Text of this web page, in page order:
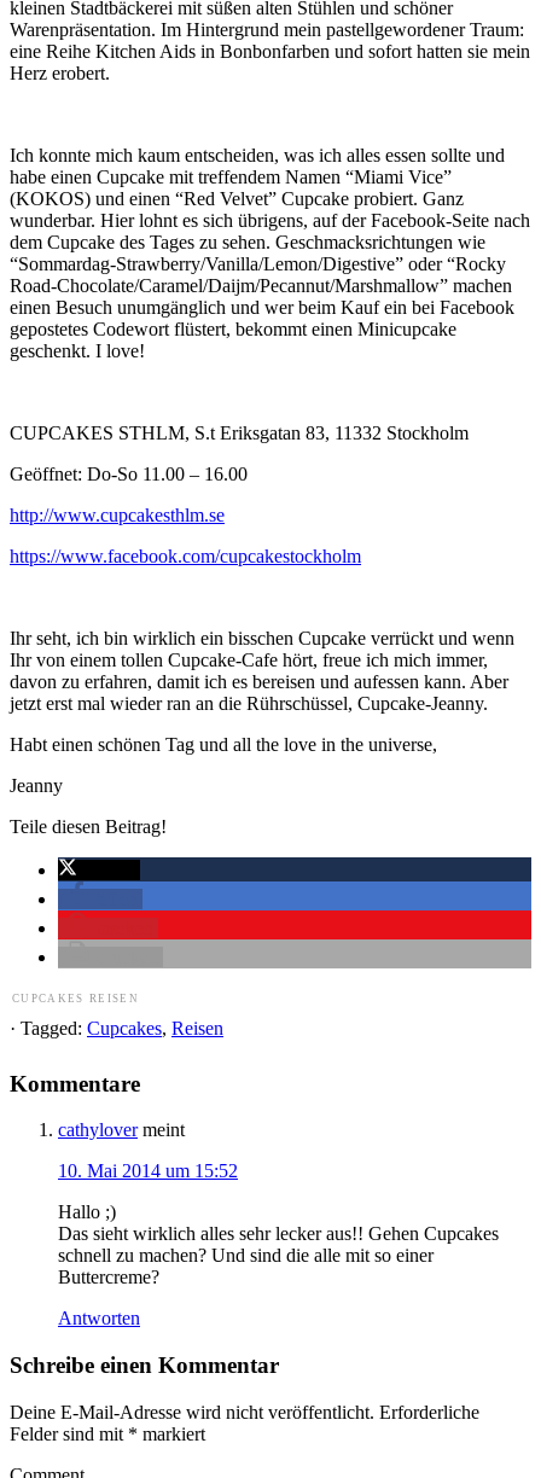
kleinen Stadtbäckerei mit süßen alten Stühlen und schöner
Warenpräsentation. Im Hintergrund mein pastellgewordener Traum:
eine Reihe Kitchen Aids in Bonbonfarben und sofort hatten sie mein
Herz erobert.
Ich konnte mich kaum entscheiden, was ich alles essen sollte und
habe einen Cupcake mit treffendem Namen “Miami Vice”
(KOKOS) und einen “Red Velvet” Cupcake probiert. Ganz
wunderbar. Hier lohnt es sich übrigens, auf der Facebook-Seite nach
dem Cupcake des Tages zu sehen. Geschmacksrichtungen wie
“Sommardag-Strawberry/Vanilla/L​emon/Digestive” oder “Rocky
Road-Chocolate/Caramel/Daijm/P​ecannut/Marshmallow” machen
einen Besuch unumgänglich und wer beim Kauf ein bei Facebook
gepostetes Codewort flüstert, bekommt einen Minicupcake
geschenkt. I love!
CUPCAKES STHLM, S.t Eriksgatan 83, 11332 Stockholm
Geöffnet: Do-So 11.00 – 16.00
http://www.cupcakesthlm.se
https://www.facebook.com/cupcakestockholm
Ihr seht, ich bin wirklich ein bisschen Cupcake verrückt und wenn
Ihr von einem tollen Cupcake-Cafe hört, freue ich mich immer,
davon zu erfahren, damit ich es bereisen und aufessen kann. Aber
jetzt erst mal wieder ran an die Rührschüssel, Cupcake-Jeanny.
Habt einen schönen Tag und all the love in the universe,
Jeanny
Teile diesen Beitrag!
CUPCAKES REISEN
· Tagged: Cupcakes, Reisen
Kommentare
cathylover meint
10. Mai 2014 um 15:52
Hallo ;)
Das sieht wirklich alles sehr lecker aus!! Gehen Cupcakes
schnell zu machen? Und sind die alle mit so einer
Buttercreme?
Antworten
Schreibe einen Kommentar
Deine E-Mail-Adresse wird nicht veröffentlicht. Erforderliche
Felder sind mit * markiert